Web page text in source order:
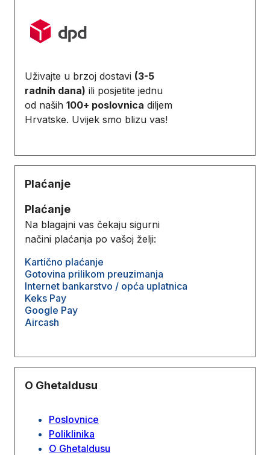
Uživajte u brzoj dostavi (3-5
radnih dana) ili posjetite jednu
od naših 100+ poslovnica diljem
Hrvatske. Uvijek smo blizu vas!
Plaćanje
Plaćanje
Na blagajni vas čekaju sigurni
načini plaćanja po vašoj želji:
Kartično plaćanje
Gotovina prilikom preuzimanja
Internet bankarstvo / opća uplatnica
Keks Pay
Google Pay
Aircash
O Ghetaldusu
Poslovnice
Poliklinika
O Ghetaldusu